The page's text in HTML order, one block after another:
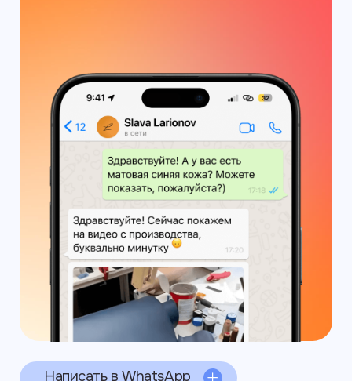
выпущенные в РФ
После оплаты вам придёт чек
об оплате заказа на почту или в смс.
После мы подтвердим заказ
в WhatsApp, в Telegram или на почте.
Slava Larionov
©2025 ИП Ларионов Вячеслав Владимирович
ИНН: 550517616144 г. Санкт-Петербург
Пользовательское
Политика конфиденциальности
через Яндекс